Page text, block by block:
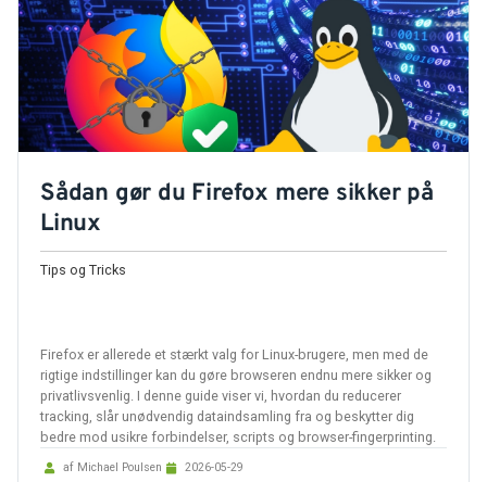
Tilbehør
Reparationer og RMA
Reservedele
B2B-Opkøb
>>BACK-2-SCHOOL<<
Sådan gør du Firefox mere sikker på
Linux
Tips og Tricks
Firefox er allerede et stærkt valg for Linux-brugere, men med de
rigtige indstillinger kan du gøre browseren endnu mere sikker og
privatlivsvenlig. I denne guide viser vi, hvordan du reducerer
tracking, slår unødvendig dataindsamling fra og beskytter dig
bedre mod usikre forbindelser, scripts og browser-fingerprinting.
af Michael Poulsen 2026-05-29